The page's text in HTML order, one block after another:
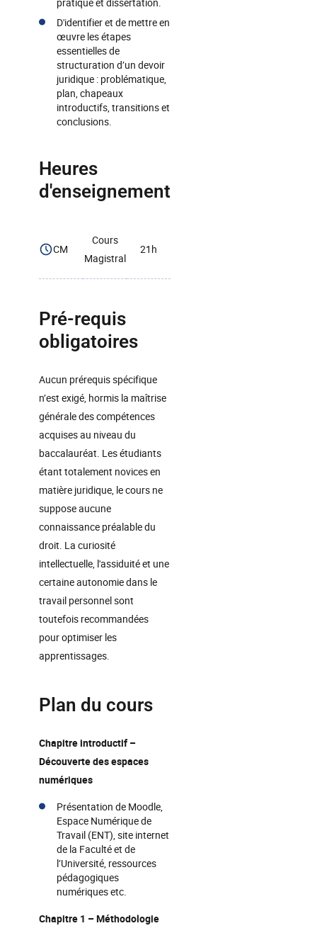
D'identifier et de mettre en
œuvre les étapes
essentielles de
structuration d’un devoir
juridique : problématique,
plan, chapeaux
introductifs, transitions et
conclusions.
Heures
d'enseignement
CM
Cours
Magistral
21h
Pré-requis
obligatoires
Aucun prérequis spécifique
n’est exigé, hormis la maîtrise
générale des compétences
acquises au niveau du
baccalauréat. Les étudiants
étant totalement novices en
matière juridique, le cours ne
suppose aucune
connaissance préalable du
droit. La curiosité
intellectuelle, l'assiduité et une
certaine autonomie dans le
travail personnel sont
toutefois recommandées
pour optimiser les
apprentissages.
Plan du cours
Chapitre introductif –
Découverte des espaces
numériques
Présentation de Moodle,
Espace Numérique de
Travail (ENT), site internet
de la Faculté et de
l’Université, ressources
pédagogiques
numériques etc.
Chapitre 1 – Méthodologie